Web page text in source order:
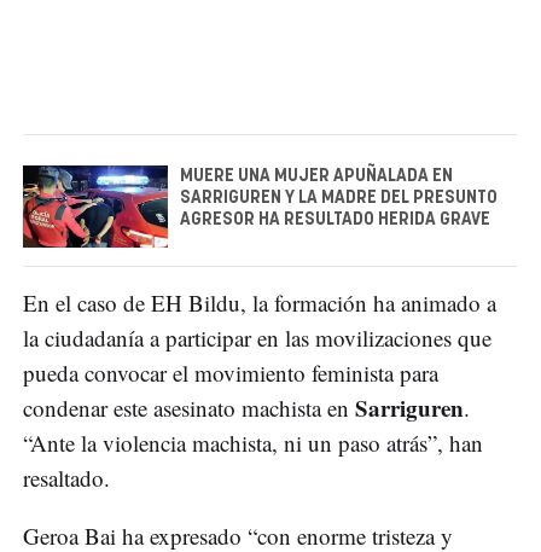
MUERE UNA MUJER APUÑALADA EN
SARRIGUREN Y LA MADRE DEL PRESUNTO
AGRESOR HA RESULTADO HERIDA GRAVE
En el caso de EH Bildu, la formación ha animado a
la ciudadanía a participar en las movilizaciones que
pueda convocar el movimiento feminista para
condenar este asesinato machista en Sarriguren.
“Ante la violencia machista, ni un paso atrás”, han
resaltado.
Geroa Bai ha expresado “con enorme tristeza y